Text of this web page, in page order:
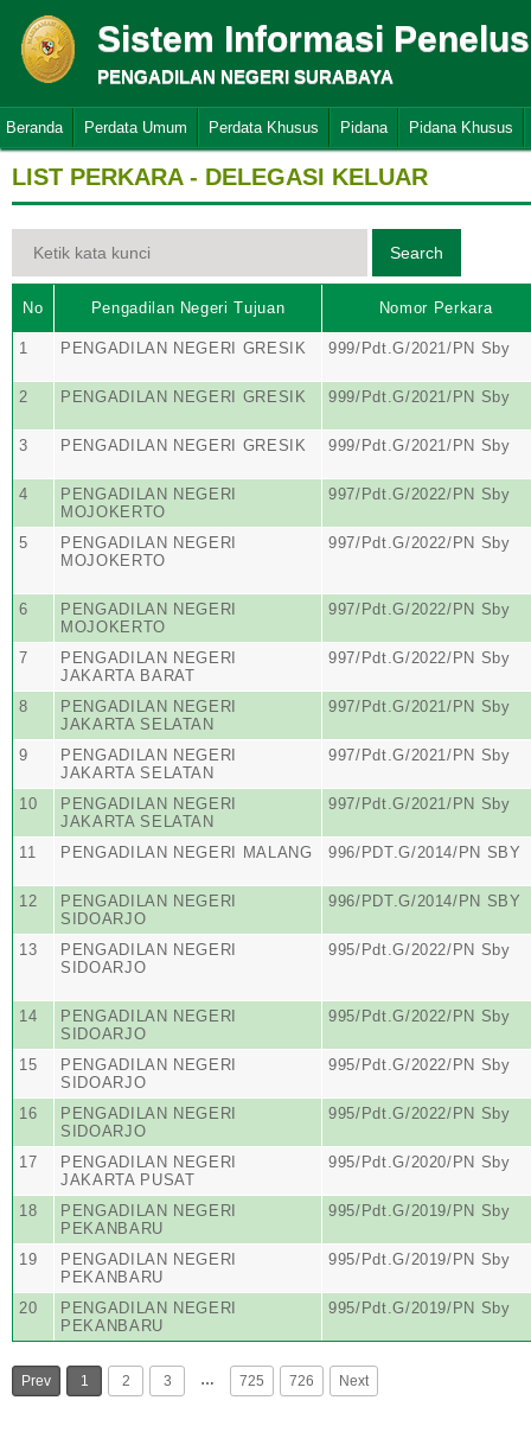
Sistem Informasi
PENGADILAN NEGERI SURABAYA
Beranda Perdata Umum Perdata Khusus Pidana Pidana Khusus
LIST PERKARA - DELEGASI KELUAR
No Pengadilan Negeri Tujuan Nomor Perkara
1 PENGADILAN NEGERI GRESIK 999/Pdt.G/2021/PN Sby
2 PENGADILAN NEGERI GRESIK 999/Pdt.G/2021/PN Sby
3 PENGADILAN NEGERI GRESIK 999/Pdt.G/2021/PN Sby
4
PENGADILAN NEGERI
MOJOKERTO
997/Pdt.G/2022/PN Sby
5
PENGADILAN NEGERI
MOJOKERTO
997/Pdt.G/2022/PN Sby
6
PENGADILAN NEGERI
MOJOKERTO
997/Pdt.G/2022/PN Sby
7
PENGADILAN NEGERI
JAKARTA BARAT
997/Pdt.G/2022/PN Sby
8
PENGADILAN NEGERI
JAKARTA SELATAN
997/Pdt.G/2021/PN Sby
9
PENGADILAN NEGERI
JAKARTA SELATAN
997/Pdt.G/2021/PN Sby
10
PENGADILAN NEGERI
JAKARTA SELATAN
997/Pdt.G/2021/PN Sby
11 PENGADILAN NEGERI MALANG 996/PDT.G/2014/PN SBY
12
PENGADILAN NEGERI
SIDOARJO
996/PDT.G/2014/PN SBY
13
PENGADILAN NEGERI
SIDOARJO
995/Pdt.G/2022/PN Sby
14
PENGADILAN NEGERI
SIDOARJO
995/Pdt.G/2022/PN Sby
15
PENGADILAN NEGERI
SIDOARJO
995/Pdt.G/2022/PN Sby
16
PENGADILAN NEGERI
SIDOARJO
995/Pdt.G/2022/PN Sby
17
PENGADILAN NEGERI
JAKARTA PUSAT
995/Pdt.G/2020/PN Sby
18
PENGADILAN NEGERI
PEKANBARU
995/Pdt.G/2019/PN Sby
19
PENGADILAN NEGERI
PEKANBARU
995/Pdt.G/2019/PN Sby
20
PENGADILAN NEGERI
PEKANBARU
995/Pdt.G/2019/PN Sby
Prev 1 2 3 … 725 726 Next